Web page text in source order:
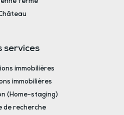
services
immobilières
immobilières
(Home-staging)
de recherche